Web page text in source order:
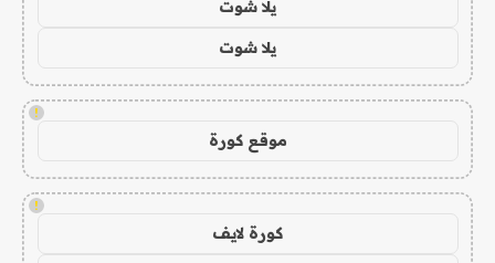
يلا شوت
يلا شوت
!
موقع كورة
!
كورة لايف